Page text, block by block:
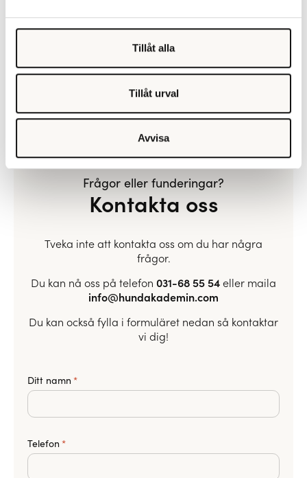
Tillåt alla
Tillåt urval
Avvisa
och hon ska aldrig mer titta på Talang!” blev jag
alldeles varm inombords. Teaterhundarnas
uppträdande har inspirerat och berört!
Foto: Gustav Hallén/TV4.
Frågor eller funderingar?
Kontakta oss
Tveka inte att kontakta oss om du har några
frågor.
Du kan nå oss på telefon 031-68 55 54eller maila
info@hundakademin.com
Du kan också fylla i formuläret nedan så kontaktar
vi dig!
Ditt namn *
Telefon *